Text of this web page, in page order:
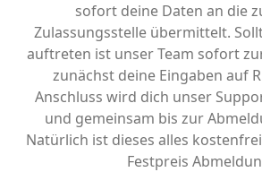
sofort deine Daten an die
Zulassungsstelle übermittelt.
auftreten ist unser Team sofort
zunächst deine Eingaben auf
Anschluss wird dich unser
und gemeinsam bis zur
Natürlich ist dieses alles
Festpreis